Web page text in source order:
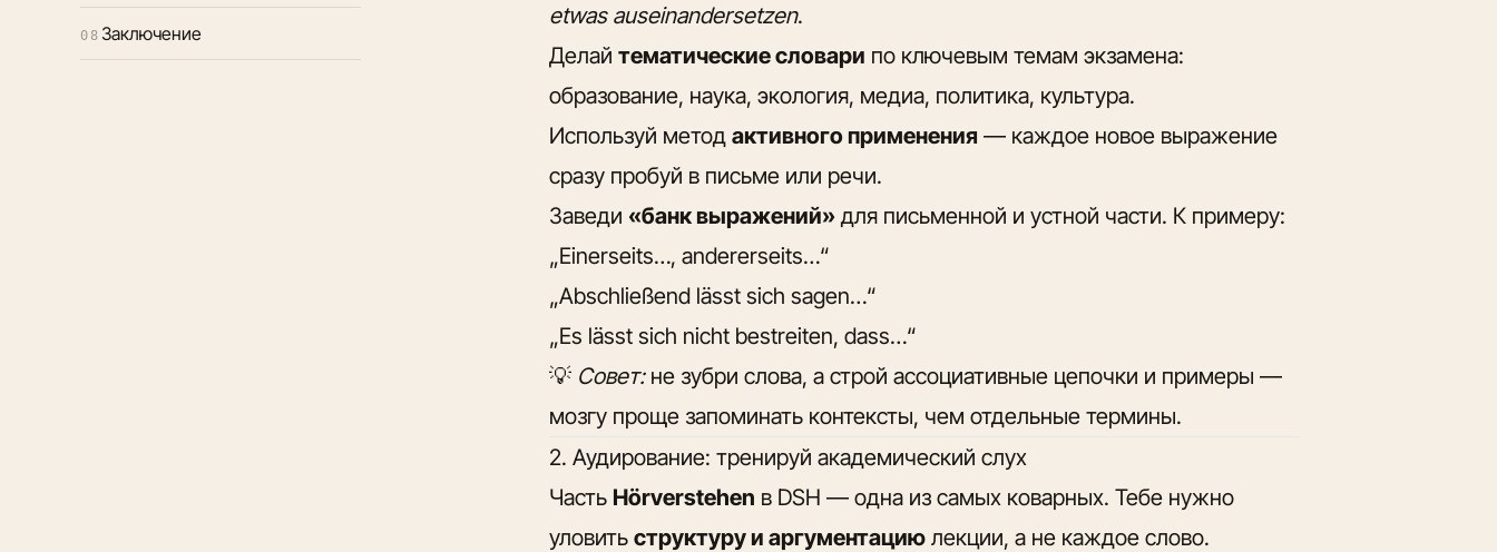
08 Заключение
etwas auseinandersetzen.
Делайтематические словари по ключевым темам экзамена:
образование, наука, экология, медиа, политика, культура.
Используй методактивного применения — каждое новое выражение
сразу пробуй в письме или речи.
Заведи «банк выражений» для письменной и устной части. К примеру:
„Einerseits…, andererseits…“
„Abschließend lässt sich sagen…“
„Es lässt sich nicht bestreiten, dass…“
💡 Совет:не зубри слова, а строй ассоциативные цепочки и примеры —
мозгу проще запоминать контексты, чем отдельные термины.
2. Аудирование: тренируй академический слух
Часть Hörverstehen в DSH — одна из самых коварных. Тебе нужно
уловитьструктуру и аргументацию лекции, а не каждое слово.